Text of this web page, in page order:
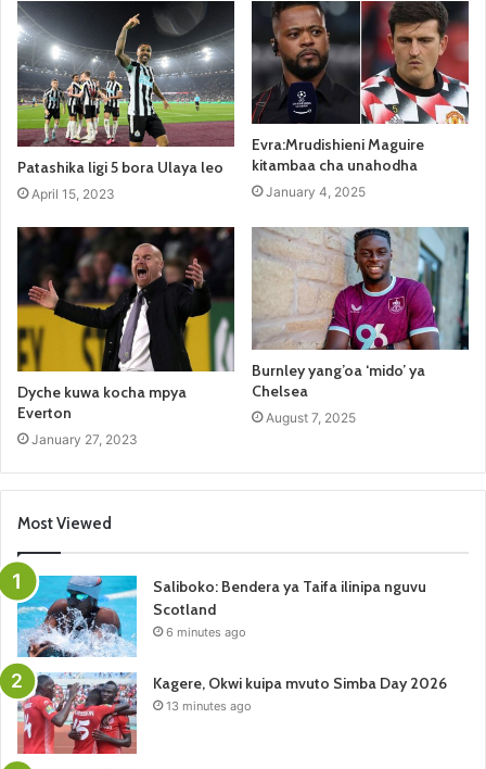
Patashika ligi 5 bora Ulaya leo
April 15, 2023
Evra:Mrudishieni Maguire
kitambaa cha unahodha
January 4, 2025
Dyche kuwa kocha mpya
Everton
January 27, 2023
Burnley yang’oa ‘mido’ ya
Chelsea
August 7, 2025
Most Viewed
Saliboko: Bendera ya Taifa ilinipa nguvu
Scotland
6 minutes ago
Kagere, Okwi kuipa mvuto Simba Day 2026
13 minutes ago